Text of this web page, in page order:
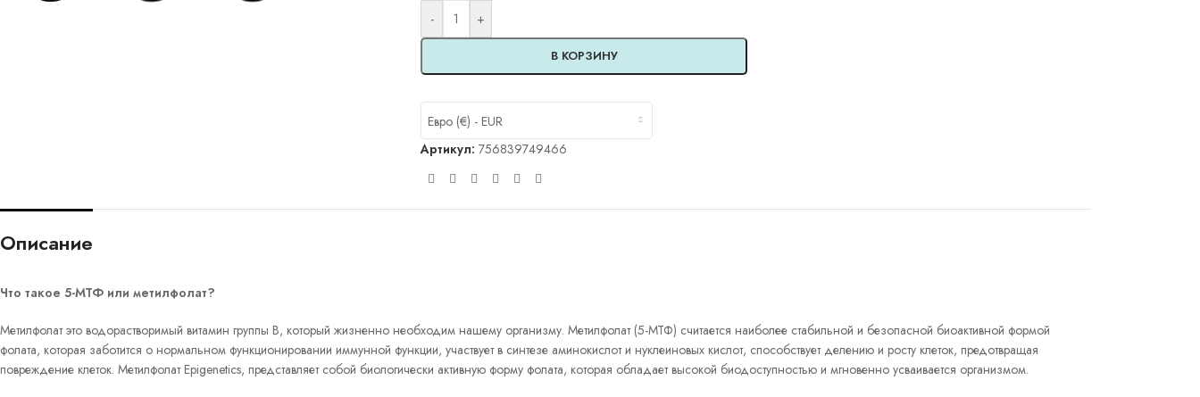
- +
В КОРЗИНУ
Alternative:
Евро (€) - EUR
Артикул:756839749466
Описание
Что такое 5-МТФ или метилфолат?
Метилфолат это водорастворимый витамин группы В, который жизненно необходим нашему организму. Метилфолат (5-МТФ) считается наиболее стабильной и безопасной биоактивной формой
фолата, которая заботится о нормальном функционировании иммунной функции, участвует в синтезе аминокислот и нуклеиновых кислот, способствует делению и росту клеток, предотвращая
повреждение клеток. Метилфолат Epigenetics, представляет собой биологически активную форму фолата, которая обладает высокой биодоступностью и мгновенно усваивается организмом.